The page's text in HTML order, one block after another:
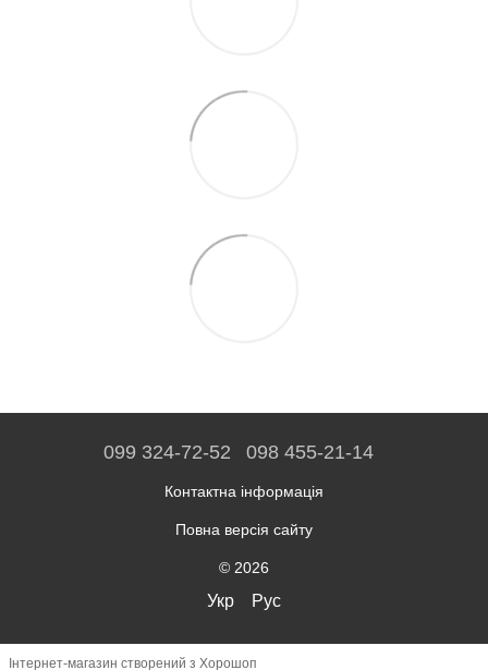
099 324-72-52 098 455-21-14
Контактна інформація
Повна версія сайту
© 2026
Укр Рус
Інтернет-магазин створений з Хорошоп